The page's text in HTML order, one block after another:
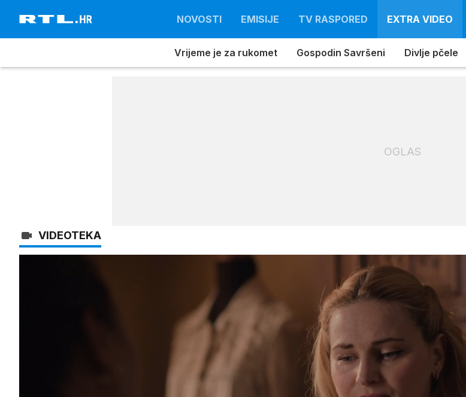
NOVOSTI EMISIJE TV RASPORED EXTRA VIDEO
Vrijeme je za rukomet Gospodin Savršeni Divlje pčele
OGLAS
VIDEOTEKA